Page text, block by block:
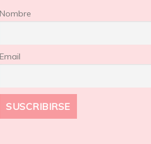
Nombre
Email